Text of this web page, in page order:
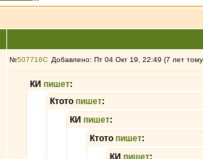
№507716 Добавлено: Пт 04 Окт 19, 22:49 (7 лет
КИ пишет:
Ктото пишет:
КИ пишет:
Ктото пишет:
КИ пишет: